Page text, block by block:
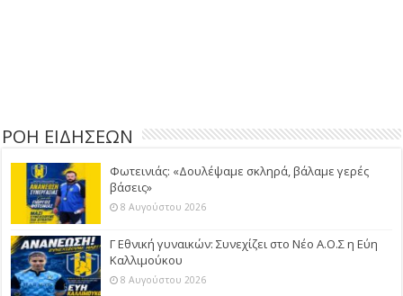
ΡΟΗ ΕΙΔΗΣΕΩΝ
Φωτεινιάς: «Δουλέψαμε σκληρά, βάλαμε γερές
βάσεις»
8 Αυγούστου 2026
Γ Εθνική γυναικών: Συνεχίζει στο Νέο Α.Ο.Σ η Εύη
Καλλιμούκου
8 Αυγούστου 2026